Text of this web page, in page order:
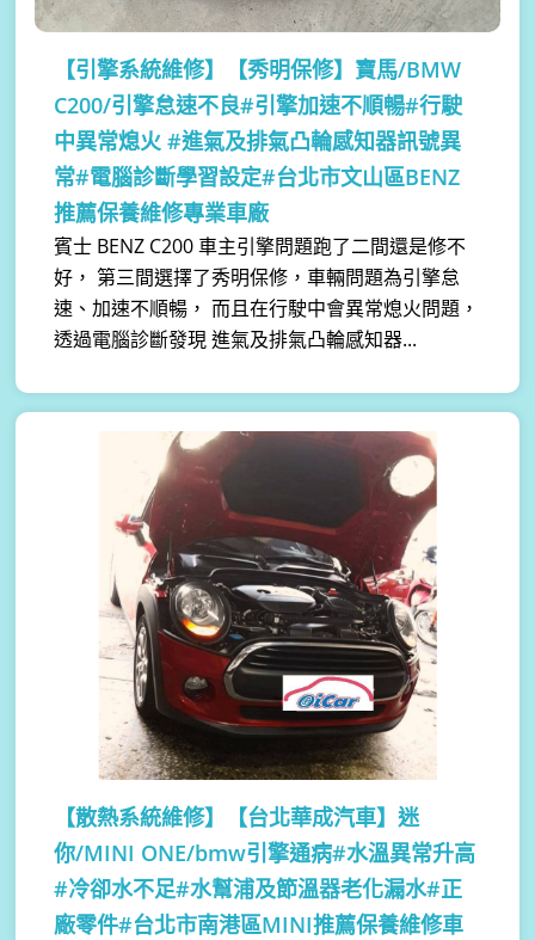
【引擎系統維修】
【秀明保修】寶馬/BMW
C200/引擎怠速不良#引擎加速不順暢#行駛
中異常熄火 #進氣及排氣凸輪感知器訊號異
常#電腦診斷學習設定#台北市文山區BENZ
推薦保養維修專業車廠
賓士 BENZ C200 車主引擎問題跑了二間還是修不
好， 第三間選擇了秀明保修，車輛問題為引擎怠
速、加速不順暢， 而且在行駛中會異常熄火問題，
透過電腦診斷發現 進氣及排氣凸輪感知器...
【散熱系統維修】
【台北華成汽車】迷
你/MINI ONE/bmw引擎通病#水溫異常升高
#冷卻水不足#水幫浦及節溫器老化漏水#正
廠零件#台北市南港區MINI推薦保養維修車